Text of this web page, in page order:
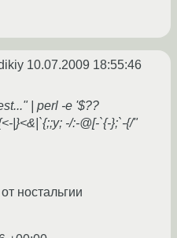
10.07.2009 18:55:46
| perl -e '$??
|}<&|`{;;y; -/:-@[-`{-};`-{/"
ностальгии